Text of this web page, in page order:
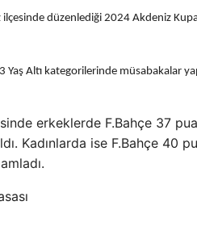
düzenlediği 2024 Akdeniz
Altı kategorilerinde müsabakalar
erkeklerde F.Bahçe 37
Kadınlarda ise F.Bahçe 40